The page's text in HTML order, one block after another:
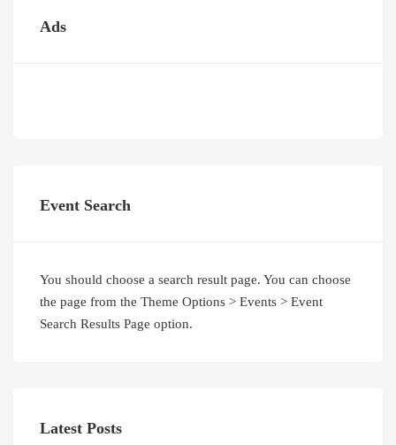
Ads
Event Search
You should choose a search result page. You can choose
the page from the Theme Options > Events > Event
Search Results Page option.
Latest Posts